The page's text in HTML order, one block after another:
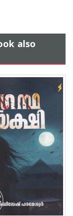
also